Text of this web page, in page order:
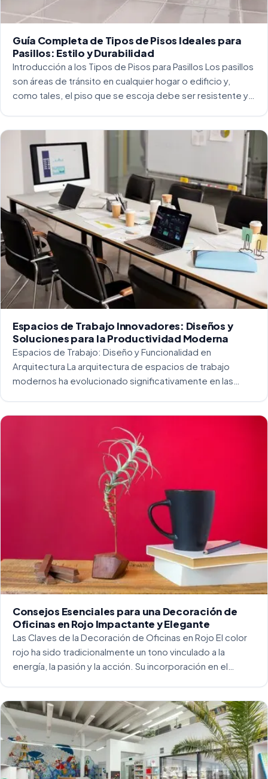
Guía Completa de Tipos de Pisos Ideales para
Pasillos: Estilo y Durabilidad
Introducción a los Tipos de Pisos para Pasillos Los pasillos
son áreas de tránsito en cualquier hogar o edificio y,
como tales, el piso que se escoja debe ser resistente y
Espacios de Trabajo Innovadores: Diseños y
Soluciones para la Productividad Moderna
Espacios de Trabajo: Diseño y Funcionalidad en
Arquitectura La arquitectura de espacios de trabajo
modernos ha evolucionado significativamente en las
Consejos Esenciales para una Decoración de
Oficinas en Rojo Impactante y Elegante
Las Claves de la Decoración de Oficinas en Rojo El color
rojo ha sido tradicionalmente un tono vinculado a la
energía, la pasión y la acción. Su incorporación en el